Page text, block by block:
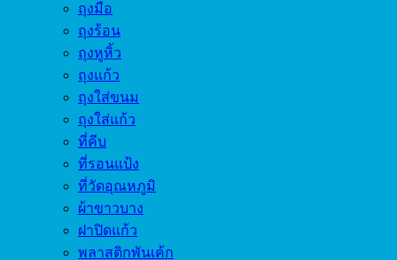
ถุงมือ
ถุงร้อน
ถุงหูหิ้ว
ถุงแก้ว
ถุงใส่ขนม
ถุงใส่แก้ว
ที่คีบ
ที่รอนแป้ง
ที่วัดอุณหภูมิ
ผ้าขาวบาง
ฝาปิดแก้ว
พลาสติกพันเค้ก